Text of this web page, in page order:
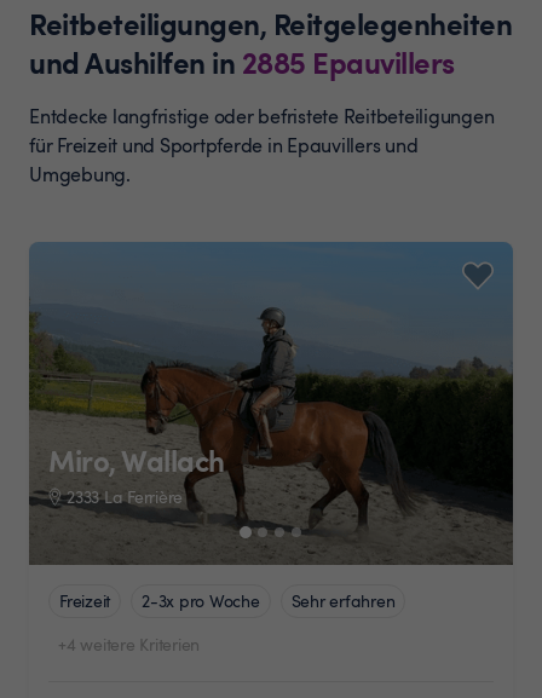
Reitbeteiligungen, Reitgelegenheiten
und Aushilfen in 2885 Epauvillers
Entdecke langfristige oder befristete Reitbeteiligungen
für Freizeit und Sportpferde in Epauvillers und
Umgebung.
Miro, Wallach
2333 La Ferrière
Freizeit 2-3x pro Woche
Sehr erfahren
+4 weitere Kriterien